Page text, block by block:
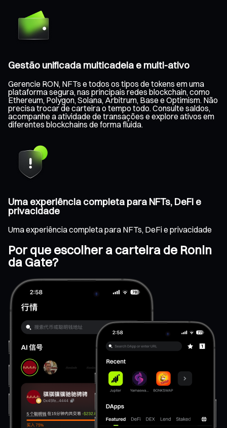
Gestão unificada multicadeia e multi-ativo
Gerencie RON, NFTs e todos os tipos de tokens em uma
plataforma segura, nas principais redes blockchain, como
Ethereum, Polygon, Solana, Arbitrum, Base e Optimism. Não
precisa trocar de carteira o tempo todo. Consulte saldos,
acompanhe a atividade de transações e explore ativos em
diferentes blockchains de forma fluida.
Uma experiência completa para NFTs, DeFi e
privacidade
Uma experiência completa para NFTs, DeFi e privacidade
Por que escolher a carteira de Ronin
da Gate?